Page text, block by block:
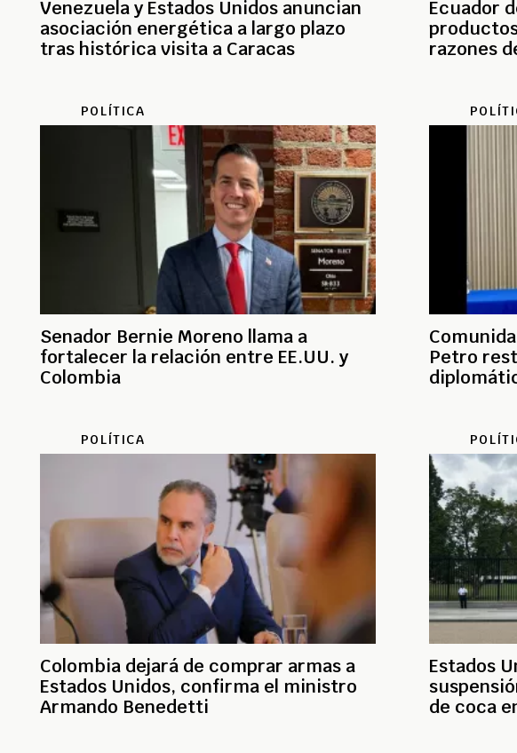
Venezuela y Estados Unidos anuncian
asociación energética a largo plazo
tras histórica visita a Caracas
Ecuador
razones
POLÍTICA
Senador Bernie Moreno llama a
fortalecer la relación entre EE.UU. y
Colombia
Petro
POLÍTICA
Colombia dejará de comprar armas a
Estados Unidos, confirma el ministro
Armando Benedetti
Estados
de coca